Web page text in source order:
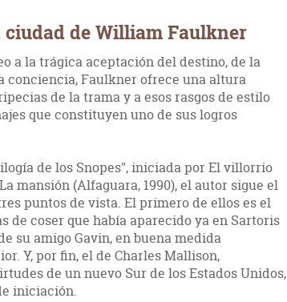
ciudad de William Faulkner
a la trágica aceptación del destino, de la
Faulkner ofrece una altura
de la trama y a esos rasgos de estilo
que constituyen uno de sus logros
de los Snopes", iniciada por El villorrio
mansión (Alfaguara, 1990), el autor sigue el
puntos de vista. El primero de ellos es el
de coser que había aparecido ya en Sartoris
su amigo Gavin, en buena medida
Y, por fin, el de Charles Mallison,
de un nuevo Sur de los Estados Unidos,
iniciación.